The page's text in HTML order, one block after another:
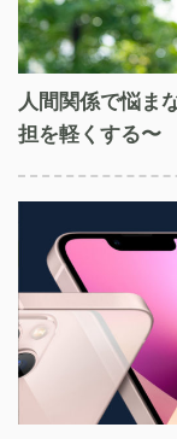
人間関係で悩ま
担を軽くする〜